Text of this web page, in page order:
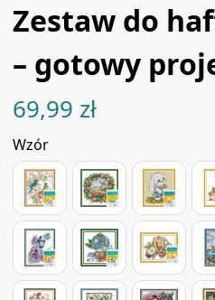
Zestaw do
– gotowy
69,99 zł
Wzór